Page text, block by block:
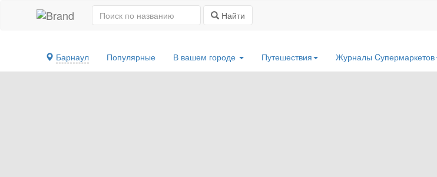
Найти
Барнаул Популярные В вашем городе Путешествия Журналы Cупермаркетов